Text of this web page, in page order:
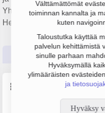
Välttämättömät
toiminnan kannalta ja
kuten
Taloustutka käyttää
palvelun kehittämistä
sinulle parhaan
Hyväksymällä
ylimääräisten
ja
Hyväksy
Yhdyskuntasuunnittelu,
Helsinki. Yrityksen
Perustiedot